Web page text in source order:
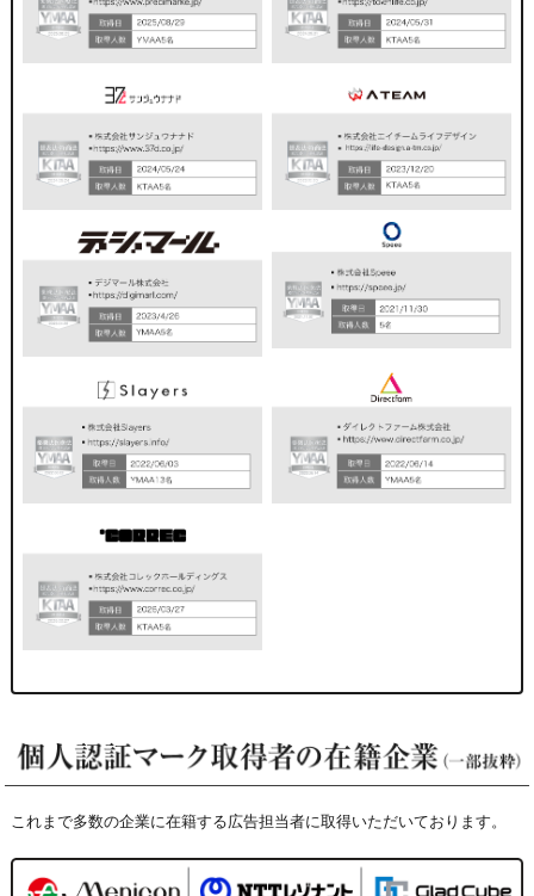
これまで多数の企業に在籍する広告担当者に取得いただいております。